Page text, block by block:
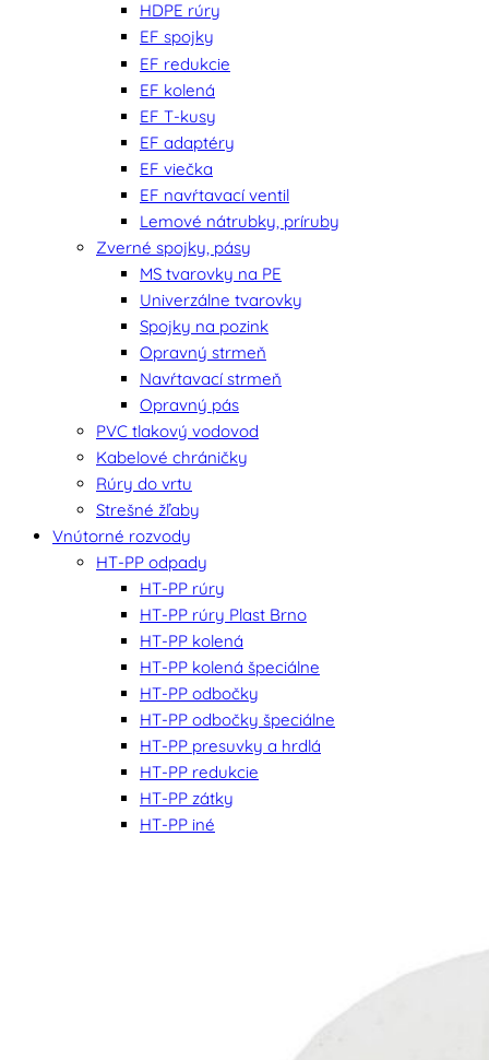
HDPE rúry
EF spojky
EF redukcie
EF kolená
EF T-kusy
EF adaptéry
EF viečka
EF navŕtavací ventil
Lemové nátrubky, príruby
Zverné spojky, pásy
MS tvarovky na PE
Univerzálne tvarovky
Spojky na pozink
Opravný strmeň
Navŕtavací strmeň
Opravný pás
PVC tlakový vodovod
Kabelové chráničky
Rúry do vrtu
Strešné žľaby
Vnútorné rozvody
HT-PP odpady
HT-PP rúry
HT-PP rúry Plast Brno
HT-PP kolená
HT-PP kolená špeciálne
HT-PP odbočky
HT-PP odbočky špeciálne
HT-PP presuvky a hrdlá
HT-PP redukcie
HT-PP zátky
HT-PP iné